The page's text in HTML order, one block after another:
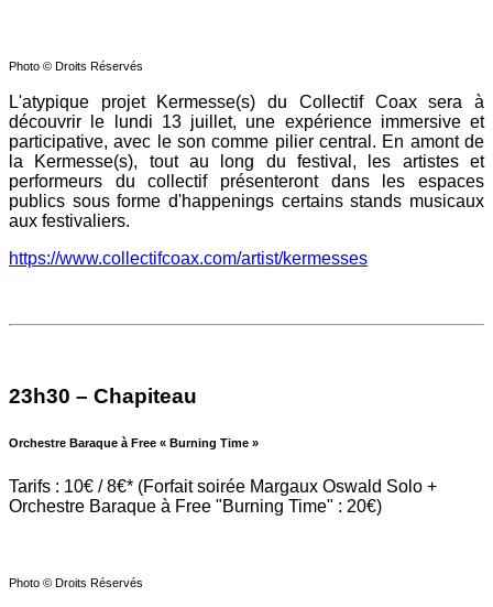
Photo © Droits Réservés
L'atypique projet Kermesse(s) du Collectif Coax sera à
découvrir le lundi 13 juillet, une expérience immersive et
participative, avec le son comme pilier central. En amont de
la Kermesse(s), tout au long du festival, les artistes et
performeurs du collectif présenteront dans les espaces
publics sous forme d'happenings certains stands musicaux
aux festivaliers.
https://www.collectifcoax.com/artist/kermesses
23h30 – Chapiteau
Orchestre Baraque à Free « Burning Time »
Tarifs : 10€ / 8€* (Forfait soirée Margaux Oswald Solo +
Orchestre Baraque à Free "Burning Time" : 20€)
Photo © Droits Réservés